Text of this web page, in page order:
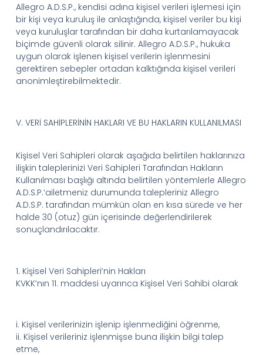
Allegro A.D.S.P., kendisi adına kişisel verileri işlemesi için
bir kişi veya kuruluş ile anlaştığında, kişisel veriler bu kişi
veya kuruluşlar tarafından bir daha kurtarılamayacak
biçimde güvenli olarak silinir. Allegro A.D.S.P., hukuka
uygun olarak işlenen kişisel verilerin işlenmesini
gerektiren sebepler ortadan kalktığında kişisel verileri
anonimleştirebilmektedir.
V. VERİ SAHİPLERİNİN HAKLARI VE BU HAKLARIN KULLANILMASI
Kişisel Veri Sahipleri olarak aşağıda belirtilen haklarınıza
ilişkin taleplerinizi Veri Sahipleri Tarafından Hakların
Kullanılması başlığı altında belirtilen yöntemlerle Allegro
A.D.S.P.‘ailetmeniz durumunda talepleriniz Allegro
A.D.S.P. tarafından mümkün olan en kısa sürede ve her
halde 30 (otuz) gün içerisinde değerlendirilerek
sonuçlandırılacaktır.
1. Kişisel Veri Sahipleri’nin Hakları
KVKK’nın 11. maddesi uyarınca Kişisel Veri Sahibi olarak
i. Kişisel verilerinizin işlenip işlenmediğini öğrenme,
ii. Kişisel verileriniz işlenmişse buna ilişkin bilgi talep
etme,